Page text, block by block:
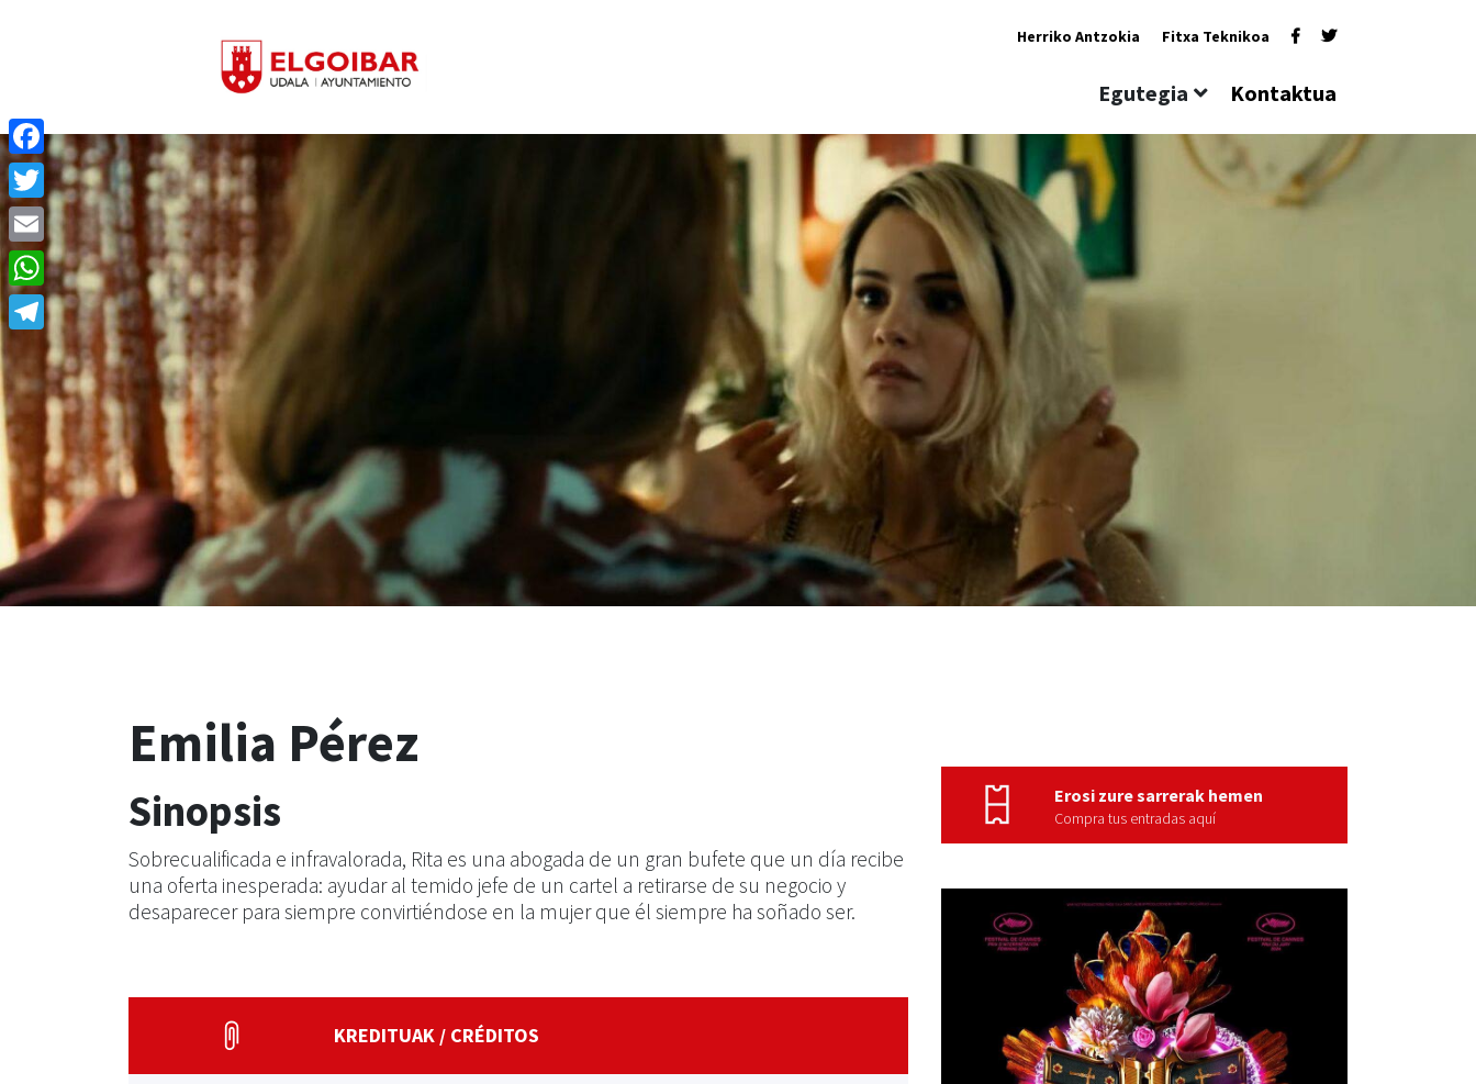
Herriko Antzokia Fitxa Teknikoa
Egutegia Kontaktua
Emilia Pérez
Sinopsis
Sobrecualificada e infravalorada, Rita es una abogada de un gran bufete que un día recibe
una oferta inesperada: ayudar al temido jefe de un cartel a retirarse de su negocio y
desaparecer para siempre convirtiéndose en la mujer que él siempre ha soñado ser.
KREDITUAK / CRÉDITOS
Erosi zure sarrerak hemen
Compra tus entradas aquí
Facebook
Twitter
Email
WhatsApp
Telegram